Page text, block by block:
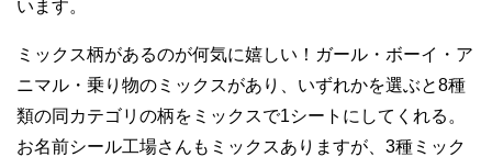
います。
ミックス柄があるのが何気に嬉しい！ガール・ボーイ・ア
ニマル・乗り物のミックスがあり、いずれかを選ぶと8種
類の同カテゴリの柄をミックスで1シートにしてくれる。
お名前シール工場さんもミックスありますが、3種ミック